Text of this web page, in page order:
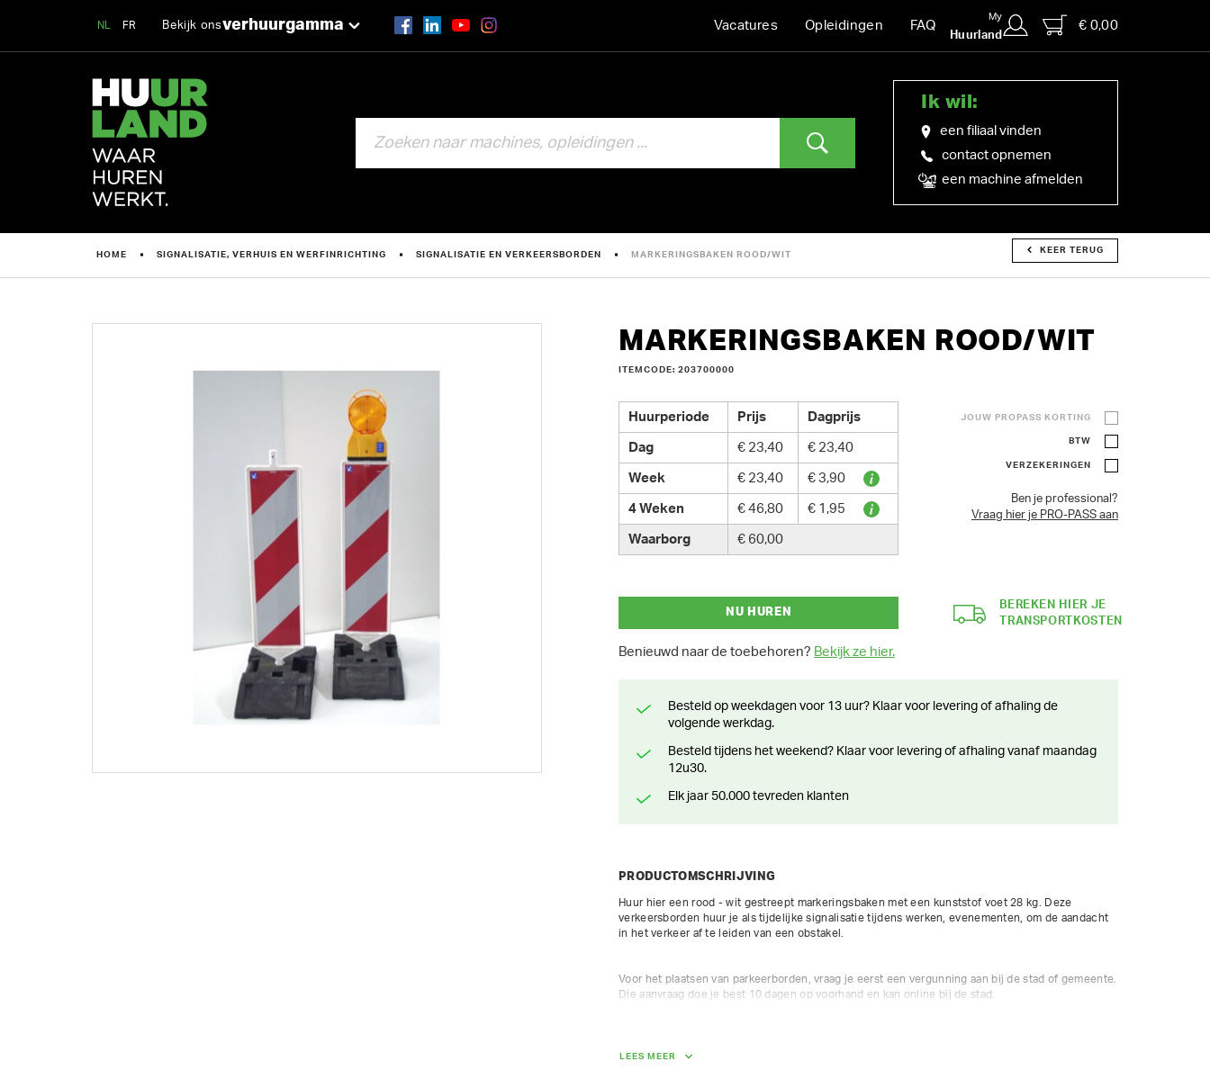
NL FR Bekijk onsverhuurgamma Vacatures Opleidingen FAQ
My
Huurland
€ 0,00
Ik wil:
een filiaal vinden
contact opnemen
een machine afmelden
HOME SIGNALISATIE, VERHUIS EN WERFINRICHTING SIGNALISATIE EN VERKEERSBORDEN MARKERINGSBAKEN ROOD/WIT KEER TERUG
MARKERINGSBAKEN ROOD/WIT
ITEMCODE: 203700000
Huurperiode Prijs Dagprijs
Dag € 23,40 € 23,40
Week € 23,40 € 3,90
4 Weken € 46,80 € 1,95
Waarborg € 60,00
JOUW PROPASS KORTING
BTW
VERZEKERINGEN
Ben je professional?
Vraag hier je PRO-PASS aan
NU HUREN
Benieuwd naar de toebehoren? Bekijk ze hier.
BEREKEN HIER JE
TRANSPORTKOSTEN
Besteld op weekdagen voor 13 uur? Klaar voor levering of afhaling de
volgende werkdag.
Besteld tijdens het weekend? Klaar voor levering of afhaling vanaf maandag
12u30.
Elk jaar 50.000 tevreden klanten
PRODUCTOMSCHRIJVING
Huur hier een rood - wit gestreept markeringsbaken met een kunststof voet 28 kg. Deze
verkeersborden huur je als tijdelijke signalisatie tijdens werken, evenementen, om de aandacht
in het verkeer af te leiden van een obstakel.
Voor het plaatsen van parkeerborden, vraag je eerst een vergunning aan bij de stad of gemeente.
Die aanvraag doe je best 10 dagen op voorhand en kan online bij de stad.
LEES MEER